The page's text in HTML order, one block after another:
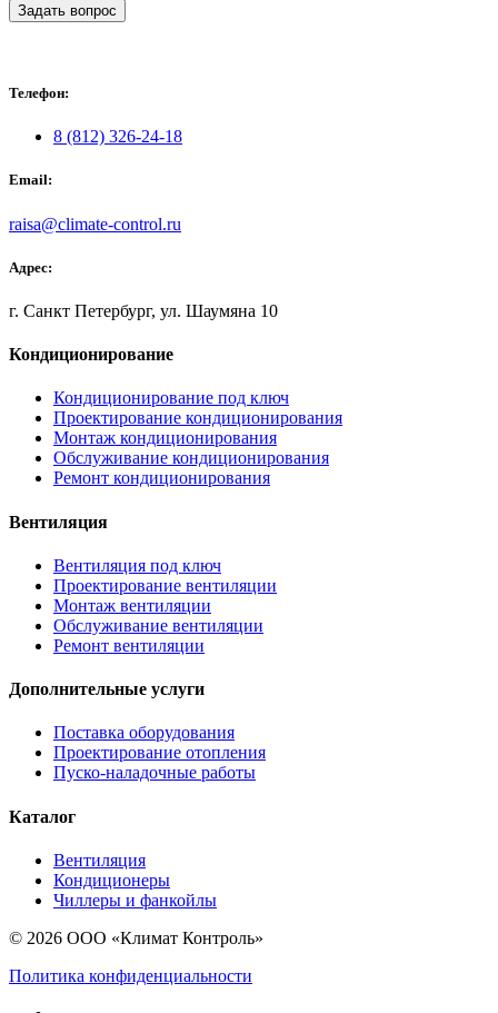
Задать вопрос
Телефон:
8 (812) 326-24-18
Email:
raisa@climate-control.ru
Адрес:
г. Санкт Петербург, ул. Шаумяна 10
Кондиционирование
Кондиционирование под ключ
Проектирование кондиционирования
Монтаж кондиционирования
Обслуживание кондиционирования
Ремонт кондиционирования
Вентиляция
Вентиляция под ключ
Проектирование вентиляции
Монтаж вентиляции
Обслуживание вентиляции
Ремонт вентиляции
Дополнительные услуги
Поставка оборудования
Проектирование отопления
Пуско-наладочные работы
Каталог
Вентиляция
Кондиционеры
Чиллеры и фанкойлы
© 2026 ООО «Климат Контроль»
Политика конфиденциальности